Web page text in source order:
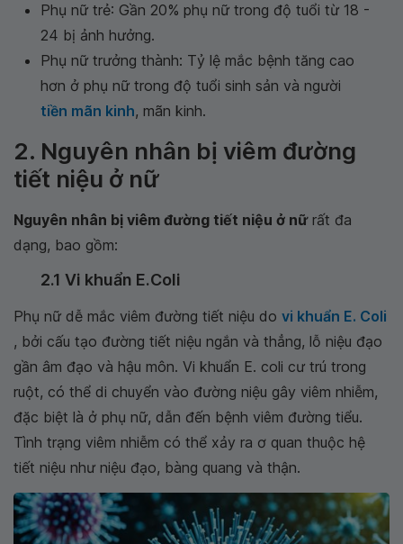
Phụ nữ trẻ: Gần 20% phụ nữ trong độ tuổi từ 18 -
24 bị ảnh hưởng.
Phụ nữ trưởng thành: Tỷ lệ mắc bệnh tăng cao
hơn ở phụ nữ trong độ tuổi sinh sản và người
tiền mãn kinh, mãn kinh.
2. Nguyên nhân bị viêm đường
tiết niệu ở nữ
Nguyên nhân bị viêm đường tiết niệu ở nữrất đa
dạng, bao gồm:
2.1 Vi khuẩn E.Coli
Phụ nữ dễ mắc viêm đường tiết niệu do vi khuẩn E. Coli
, bởi cấu tạo đường tiết niệu ngắn và thẳng, lỗ niệu đạo
gần âm đạo và hậu môn. Vi khuẩn E. coli cư trú trong
ruột, có thể di chuyển vào đường niệu gây viêm nhiễm,
đặc biệt là ở phụ nữ, dẫn đến bệnh viêm đường tiểu.
Tình trạng viêm nhiễm có thể xảy ra ơ quan thuộc hệ
tiết niệu như niệu đạo, bàng quang và thận.